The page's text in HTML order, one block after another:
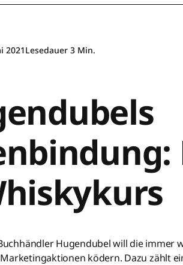
2021Lesedauer 3 Min.
Hugendubel will die immer
ködern. Dazu zählt